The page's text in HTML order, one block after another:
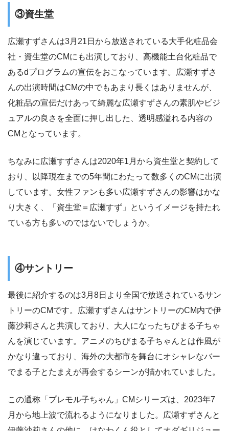
③資生堂
広瀬すずさんは3月21日から放送されている大手化粧品会
社・資生堂のCMにも出演しており、高機能土台化粧品で
あるdプログラムの宣伝をおこなっています。広瀬すずさ
んの出演時間はCMの中でもあまり長くはありませんが、
化粧品の宣伝だけあって綺麗な広瀬すずさんの素肌やビジ
ュアルの良さを全面に押し出した、透明感溢れる内容の
CMとなっています。
ちなみに広瀬すずさんは2020年1月から資生堂と契約して
おり、以降現在までの5年間にわたって数多くのCMに出演
しています。女性ファンも多い広瀬すずさんの影響はかな
り大きく、「資生堂＝広瀬すず」というイメージを持たれ
ている方も多いのではないでしょうか。
④サントリー
最後に紹介するのは3月8日より全国で放送されているサン
トリーのCMです。広瀬すずさんはサントリーのCM内で伊
藤沙莉さんと共演しており、大人になったちびまる子ちゃ
んを演じています。アニメのちびまる子ちゃんとは作風が
かなり違っており、海外の大都市を舞台にオシャレなバー
でまる子とたまえが再会するシーンが描かれていました。
この通称「プレモル子ちゃん」CMシリーズは、2023年7
月から地上波で流れるようになりました。広瀬すずさんと